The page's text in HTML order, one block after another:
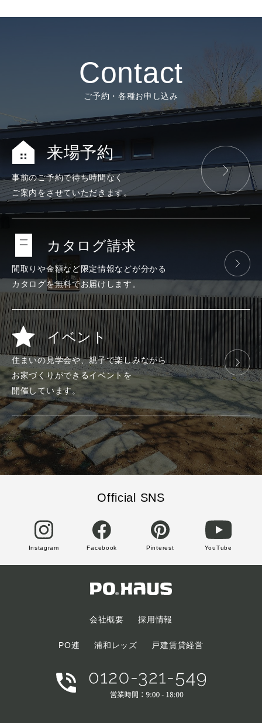
Contact
ご予約・各種お申し込み
来場予約
事前のご予約で待ち時間なく
ご案内をさせていただきます。
カタログ請求
間取りや金額など限定情報などが分かる
カタログを無料でお届けします。
イベント
住まいの見学会や、親子で楽しみながら
お家づくりができるイベントを
開催しています。
Official SNS
Instagram Facebook Pinterest YouTube
会社概要 採用情報
PO連 浦和レッズ 戸建賃貸経営